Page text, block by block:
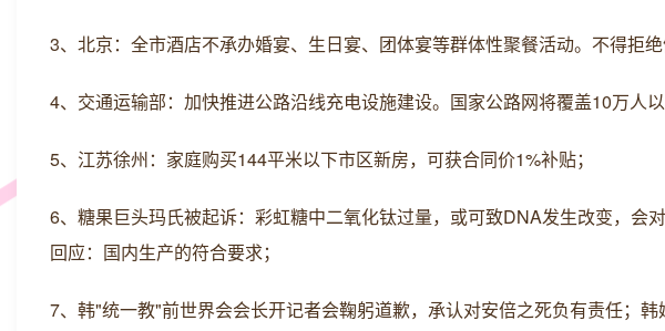
3、北京：全市酒店不承办婚宴、生日宴、团体宴等群体性聚餐活动。不得拒绝
4、交通运输部：加快推进公路沿线充电设施建设。国家公路网将覆盖10万人
5、江苏徐州：家庭购买144平米以下市区新房，可获合同价1%补贴；
6、糖果巨头玛氏被起诉：彩虹糖中二氧化钛过量，或可致DNA发生改变，会
回应：国内生产的符合要求；
7、韩"统一教"前世界会会长开记者会鞠躬道歉，承认对安倍之死负有责任；